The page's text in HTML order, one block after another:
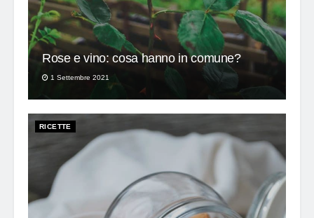
Rose e vino: cosa hanno in comune?
1 Settembre 2021
RICETTE